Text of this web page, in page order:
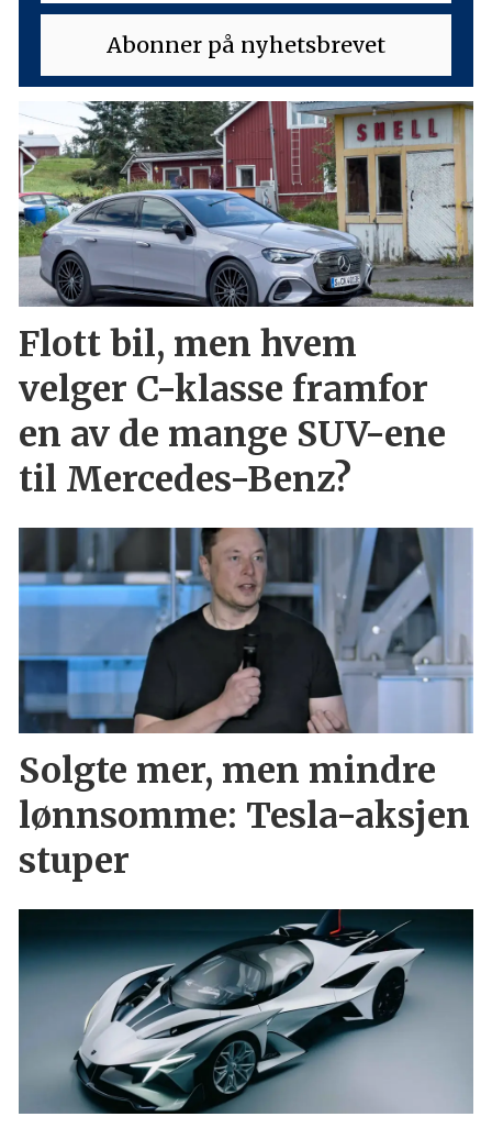
Flott bil, men hvem
velger C-klasse framfor
en av de mange SUV-ene
til Mercedes-Benz?
Solgte mer, men mindre
lønnsomme: Tesla-aksjen
stuper